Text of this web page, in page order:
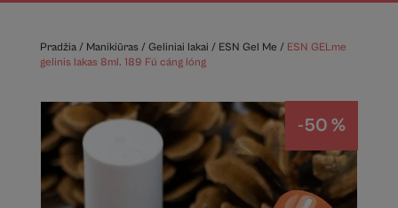
Pradžia/ Manikiūras/ Geliniai lakai / ESN Gel Me / ESN GELme
gelinis lakas 8ml. 189 Fú cáng lóng
-50 %